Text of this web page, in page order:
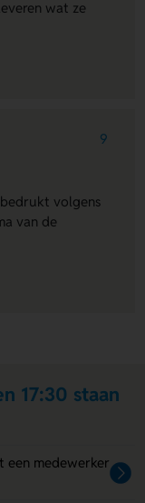
wat ze
9
volgens
van de
17:30 staan
een medewerker